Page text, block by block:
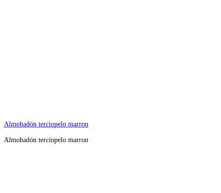
Almohadón terciopelo marron
Almohadón terciopelo marron